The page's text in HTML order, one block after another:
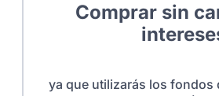
Comprar sin
ya que utilizarás los fondos